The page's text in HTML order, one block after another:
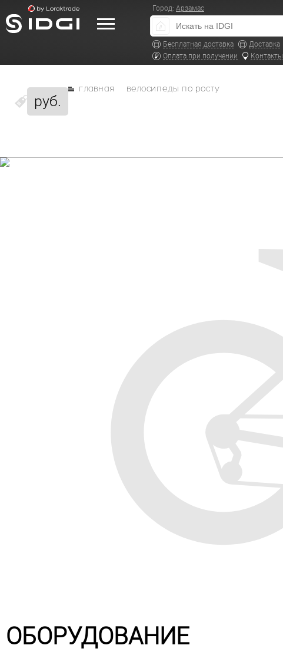
Город: Арзамас
Бесплатная доставка Доставка
Оплата при получении
руб.
главная велосипеды по росту
ОБОРУДОВАНИЕ